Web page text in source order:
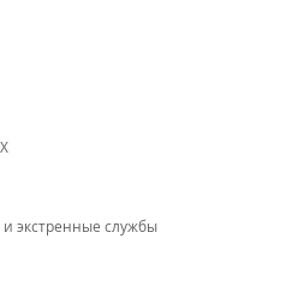
экстренные службы